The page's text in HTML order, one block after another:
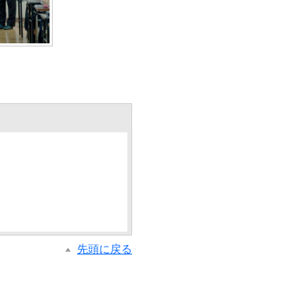
先頭に戻る